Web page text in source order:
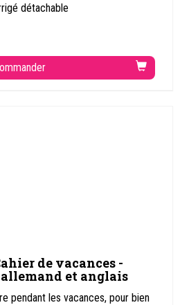
détachable
de vacances -
et anglais
pendant les vacances, pour bien